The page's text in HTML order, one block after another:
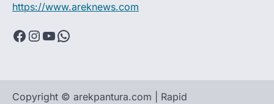
https://www.areknews.com
Facebook Instagram YouTube WhatsApp
Copyright © arekpantura.com | Rapid